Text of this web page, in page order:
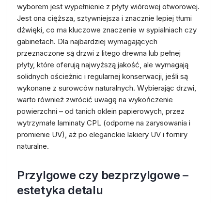
wyborem jest wypełnienie z płyty wiórowej otworowej.
Jest ona cięższa, sztywniejsza i znacznie lepiej tłumi
dźwięki, co ma kluczowe znaczenie w sypialniach czy
gabinetach. Dla najbardziej wymagających
przeznaczone są drzwi z litego drewna lub pełnej
płyty, które oferują najwyższą jakość, ale wymagają
solidnych ościeżnic i regularnej konserwacji, jeśli są
wykonane z surowców naturalnych. Wybierając drzwi,
warto również zwrócić uwagę na wykończenie
powierzchni – od tanich oklein papierowych, przez
wytrzymałe laminaty CPL (odporne na zarysowania i
promienie UV), aż po eleganckie lakiery UV i forniry
naturalne.
Przylgowe czy bezprzylgowe –
estetyka detalu